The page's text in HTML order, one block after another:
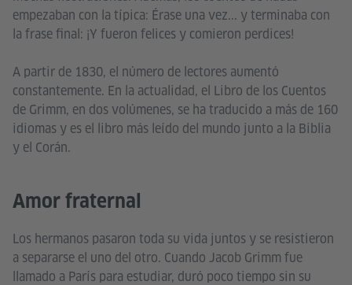
empezaban con la típica: Érase una vez... y terminaba con
la frase final: ¡Y fueron felices y comieron perdices!
A partir de 1830, el número de lectores aumentó
constantemente. En la actualidad, el Libro de los Cuentos
de Grimm, en dos volúmenes, se ha traducido a más de 160
idiomas y es el libro más leído del mundo junto a la Biblia
y el Corán.
Amor fraternal
Los hermanos pasaron toda su vida juntos y se resistieron
a separarse el uno del otro. Cuando Jacob Grimm fue
llamado a París para estudiar, duró poco tiempo sin su